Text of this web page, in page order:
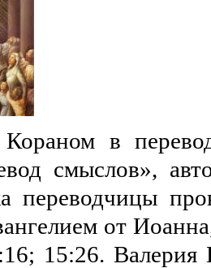
Кораном в
смыслов»,
переводчицы
от
15:26. Валерия